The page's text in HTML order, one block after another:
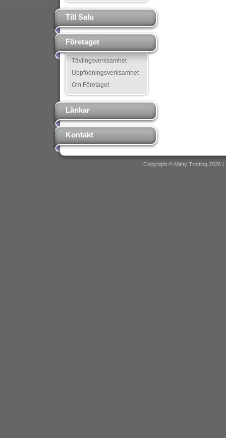
Till Salu
Företaget
Tävlingsverksamhet
Uppfödningsverksamhet
Om Företaget
Länkar
Kontakt
Copyright © Misty Trotting 2026